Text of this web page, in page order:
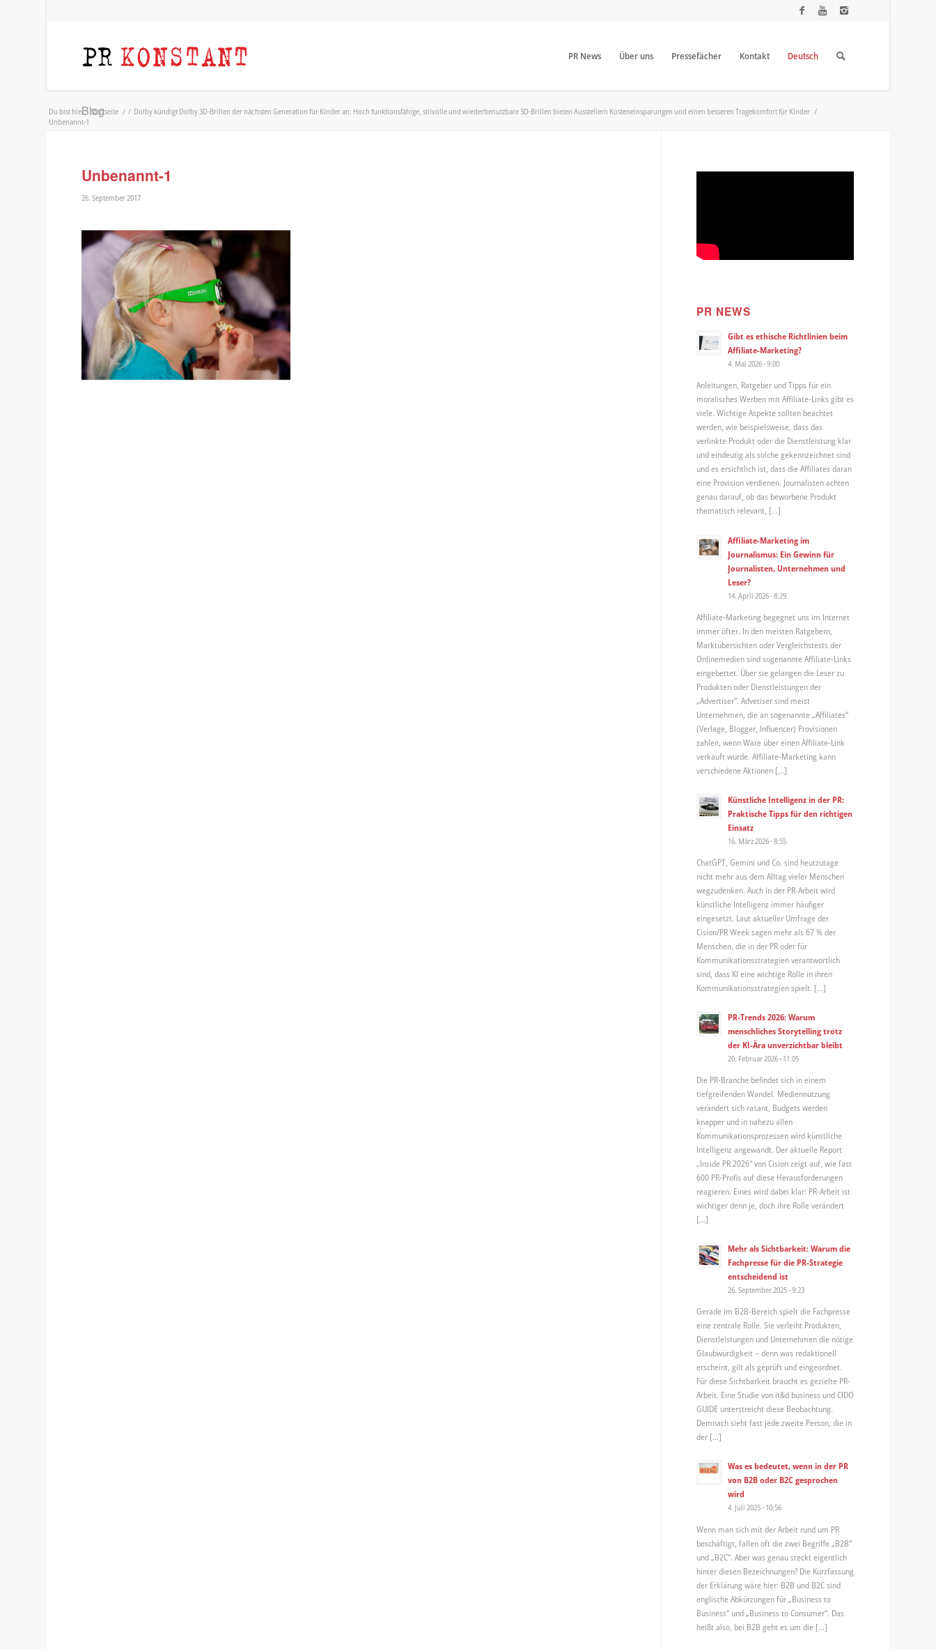
PR News Über uns Pressefächer Kontakt Deutsch
Blog
Du bist hier: Startseite / / Dolby kündigt Dolby 3D-Brillen der nächsten Generation für Kinder an: Hoch funktionsfähige, stilvolle und wiederbenutzbare 3D-Brillen bieten Ausstellern Kosteneinsparungen und einen besseren Tragekomfort für Kinder /
Unbenannt-1
Unbenannt-1
26. September 2017
PR NEWS
Gibt es ethische Richtlinien beim
Affiliate-Marketing?
4. Mai 2026 - 9:00
Anleitungen, Ratgeber und Tipps für ein
moralisches Werben mit Affiliate-Links gibt es
viele. Wichtige Aspekte sollten beachtet
werden, wie beispielsweise, dass das
verlinkte Produkt oder die Dienstleistung klar
und eindeutig als solche gekennzeichnet sind
und es ersichtlich ist, dass die Affiliates daran
eine Provision verdienen. Journalisten achten
genau darauf, ob das beworbene Produkt
thematisch relevant, […]
Affiliate-Marketing im
Journalismus: Ein Gewinn für
Journalisten, Unternehmen und
Leser?
14. April 2026 - 8:29
Affiliate-Marketing begegnet uns im Internet
immer öfter. In den meisten Ratgebern,
Marktübersichten oder Vergleichstests der
Onlinemedien sind sogenannte Affiliate-Links
eingebettet. Über sie gelangen die Leser zu
Produkten oder Dienstleistungen der
„Advertiser“. Advetiser sind meist
Unternehmen, die an sogenannte „Affiliates“
(Verlage, Blogger, Influencer) Provisionen
zahlen, wenn Ware über einen Affiliate-Link
verkauft wurde. Affiliate-Marketing kann
verschiedene Aktionen […]
Künstliche Intelligenz in der PR:
Praktische Tipps für den richtigen
Einsatz
16. März 2026 - 8:55
ChatGPT, Gemini und Co. sind heutzutage
nicht mehr aus dem Alltag vieler Menschen
wegzudenken. Auch in der PR-Arbeit wird
künstliche Intelligenz immer häufiger
eingesetzt. Laut aktueller Umfrage der
Cision/PR Week sagen mehr als 67 % der
Menschen, die in der PR oder für
Kommunikationsstrategien verantwortlich
sind, dass KI eine wichtige Rolle in ihren
Kommunikationsstrategien spielt. […]
PR-Trends 2026: Warum
menschliches Storytelling trotz
der KI-Ära unverzichtbar bleibt
20. Februar 2026 - 11:05
Die PR-Branche befindet sich in einem
tiefgreifenden Wandel. Mediennutzung
verändert sich rasant, Budgets werden
knapper und in nahezu allen
Kommunikationsprozessen wird künstliche
Intelligenz angewandt. Der aktuelle Report
„Inside PR 2026“ von Cision zeigt auf, wie fast
600 PR-Profis auf diese Herausforderungen
reagieren. Eines wird dabei klar: PR-Arbeit ist
wichtiger denn je, doch ihre Rolle verändert
[…]
Mehr als Sichtbarkeit: Warum die
Fachpresse für die PR-Strategie
entscheidend ist
26. September 2025 - 9:23
Gerade im B2B-Bereich spielt die Fachpresse
eine zentrale Rolle. Sie verleiht Produkten,
Dienstleistungen und Unternehmen die nötige
Glaubwürdigkeit – denn was redaktionell
erscheint, gilt als geprüft und eingeordnet.
Für diese Sichtbarkeit braucht es gezielte PR-
Arbeit. Eine Studie von it&d business und CIDO
GUIDE unterstreicht diese Beobachtung.
Demnach sieht fast jede zweite Person, die in
der […]
Was es bedeutet, wenn in der PR
von B2B oder B2C gesprochen
wird
4. Juli 2025 - 10:56
Wenn man sich mit der Arbeit rund um PR
beschäftigt, fallen oft die zwei Begriffe „B2B“
und „B2C“. Aber was genau steckt eigentlich
hinter diesen Bezeichnungen? Die Kurzfassung
der Erklärung wäre hier: B2B und B2C sind
englische Abkürzungen für „Business to
Business“ und „Business to Consumer“. Das
heißt also, bei B2B geht es um die […]